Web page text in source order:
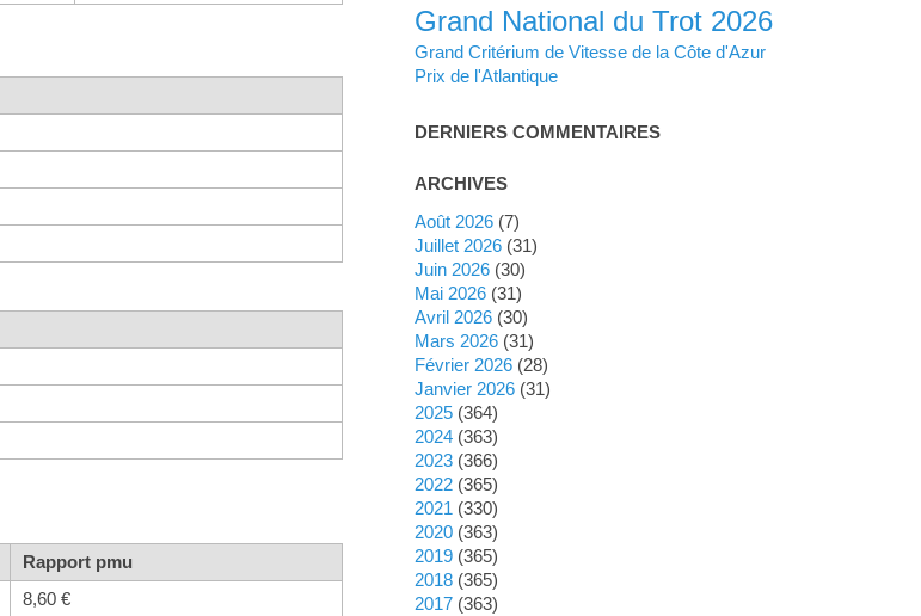
Rapport pmu
8,60 €
Grand National du Trot 2026
Grand Critérium de Vitesse de la Côte d'Azur
Prix de l'Atlantique
DERNIERS COMMENTAIRES
ARCHIVES
août 2026 (7)
juillet 2026 (31)
juin 2026 (30)
mai 2026 (31)
avril 2026 (30)
mars 2026 (31)
février 2026 (28)
janvier 2026 (31)
2025 (364)
2024 (363)
2023 (366)
2022 (365)
2021 (330)
2020 (363)
2019 (365)
2018 (365)
2017 (363)